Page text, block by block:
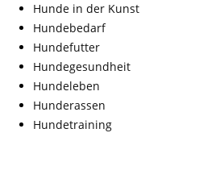
Hunde in der Kunst
Hundebedarf
Hundefutter
Hundegesundheit
Hundeleben
Hunderassen
Hundetraining